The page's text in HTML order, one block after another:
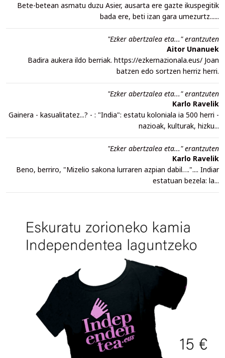
Bete-betean asmatu duzu Asier, ausarta ere gazte ikuspegitik
bada ere, beti izan gara umezurtz......
"Ezker abertzalea eta..." erantzuten
Aitor Unanuek
Badira aukera ildo berriak. https://ezkernazionala.eus/ Joan
batzen edo sortzen herriz herri.
"Ezker abertzalea eta..." erantzuten
Karlo Ravelik
Gainera - kasualitatez...? - : "India": estatu koloniala ia 500 herri -
nazioak, kulturak, hizku...
"Ezker abertzalea eta..." erantzuten
Karlo Ravelik
Beno, berriro, "Mizelio sakona lurraren azpian dabil….".... Indiar
estatuan bezela: la...